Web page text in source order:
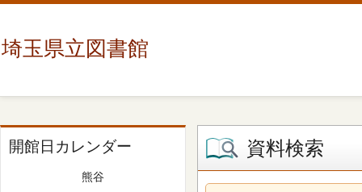
埼玉県立図書館
開館日カレンダー
熊谷
資料検索